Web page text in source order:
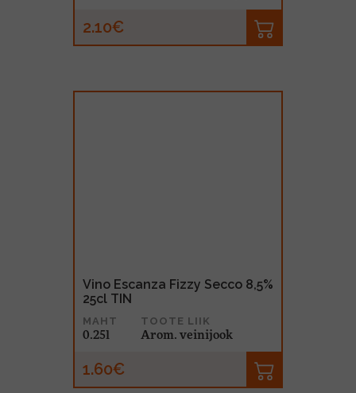
2.10€
Vino Escanza Fizzy Secco 8,5%
25cl TIN
MAHT
0.25l
TOOTE LIIK
Arom. veinijook
1.60€